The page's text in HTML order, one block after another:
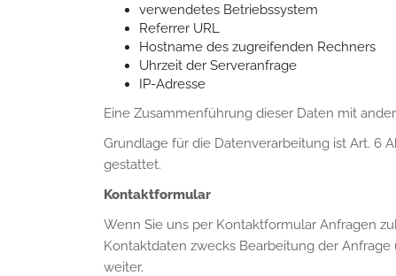
verwendetes Betriebssystem
Referrer URL
Hostname des zugreifenden Rechners
Uhrzeit der Serveranfrage
IP-Adresse
Eine Zusammenführung dieser Daten mit
Grundlage für die Datenverarbeitung ist Art. 6
gestattet.
Kontaktformular
Wenn Sie uns per Kontaktformular Anfragen
Kontaktdaten zwecks Bearbeitung der
weiter.